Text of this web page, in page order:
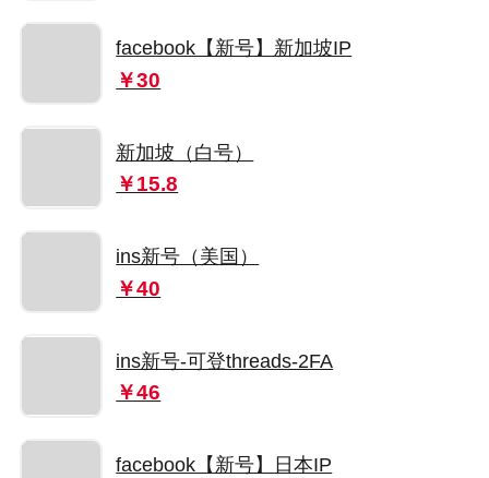
facebook【新号】新加坡IP
￥30
新加坡（白号）
￥15.8
ins新号（美国）
￥40
ins新号-可登threads-2FA
￥46
facebook【新号】日本IP